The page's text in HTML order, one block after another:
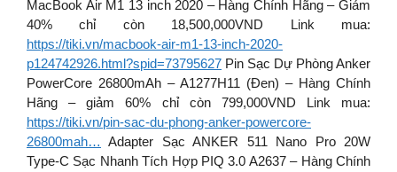
MacBook Air M1 13 inch 2020 – Hàng Chính Hãng – Giảm
40% chỉ còn 18,500,000VND Link mua:
https://tiki.vn/macbook-air-m1-13-inch-2020-
p124742926.html?spid=73795627 Pin Sạc Dự Phòng Anker
PowerCore 26800mAh – A1277H11 (Đen) – Hàng Chính
Hãng – giảm 60% chỉ còn 799,000VND Link mua:
https://tiki.vn/pin-sac-du-phong-anker-powercore-
26800mah… Adapter Sạc ANKER 511 Nano Pro 20W
Type-C Sạc Nhanh Tích Hợp PIQ 3.0 A2637 – Hàng Chính